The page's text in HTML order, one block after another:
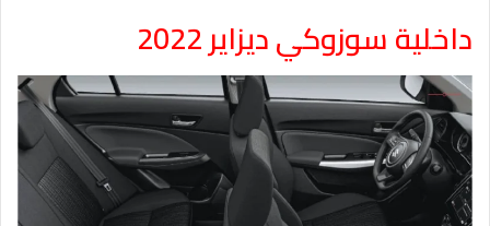
داخلية سوزوكي ديزاير 2022